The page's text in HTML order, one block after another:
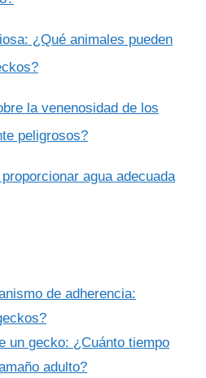
¿Qué animales pueden
la venenosidad de los
peligrosos?
agua adecuada
de adherencia:
un gecko: ¿Cuánto tiempo
adulto?